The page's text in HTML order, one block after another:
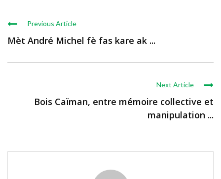
Previous Article
Mèt André Michel fè fas kare ak ...
Next Article
Bois Caïman, entre mémoire collective et
manipulation ...